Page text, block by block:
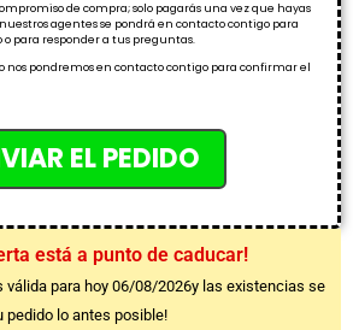
de compra; solo pagarás una vez que hayas
agentes se pondrá en contacto contigo para
para responder a tus preguntas.
nos pondremos en contacto contigo para confirmar el
EL PEDIDO
está a punto de caducar!
válida para hoy 06/08/2026y las existencias se
pedido lo antes posible!